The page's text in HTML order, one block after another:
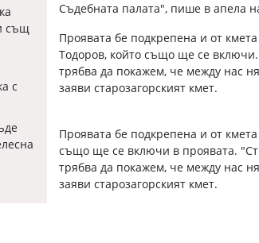
същ
с
Съдебната палата", пише в апела
Проявата бе подкрепена и от
Тодоров, който също ще се
трябва да покажем, че между нас
заяви старозагорският кмет.
Проявата бе подкрепена и от
също ще се включи в проявата.
трябва да покажем, че между нас
заяви старозагорският кмет.